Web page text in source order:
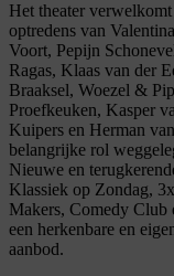
Het theater
optredens van
Voort, Pepijn
Ragas, Klaas van der
Braaksel, Woezel &
Proefkeuken, Kasper
Kuipers en Herman
belangrijke rol
Nieuwe en
Klassiek op Zondag,
Makers, Comedy Club
een herkenbare en
aanbod.